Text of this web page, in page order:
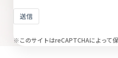
送信
※このサイトはreCAPTCHAによって保